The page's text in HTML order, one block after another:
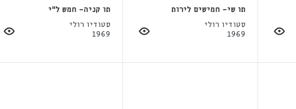
תו שי- חמישים לירות
סטודיו רולי
1969
תו קניה- חמש ל"י
סטודיו רולי
1969